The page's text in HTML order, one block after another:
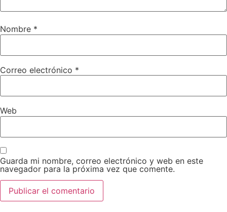
Nombre *
Correo electrónico *
Web
Guarda mi nombre, correo electrónico y web en este
navegador para la próxima vez que comente.